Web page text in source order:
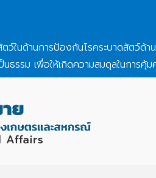
ว์ในด้านการป้องกันโรคระบาดสัตว์ด้
ธรรม เพื่อให้เกิดความสมดุลในการคุ้